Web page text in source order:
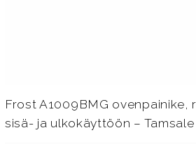
Frost A1009BMG ovenpainike,
sisä- ja ulkokäyttöön – Tamsale